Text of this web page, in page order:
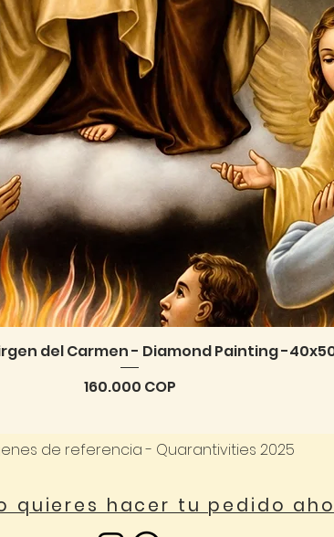
Vista rápida
del Carmen - Diamond Painting -
Precio
160.000 COP
de referencia - Quarantivities 2025
quieres hacer tu pedido